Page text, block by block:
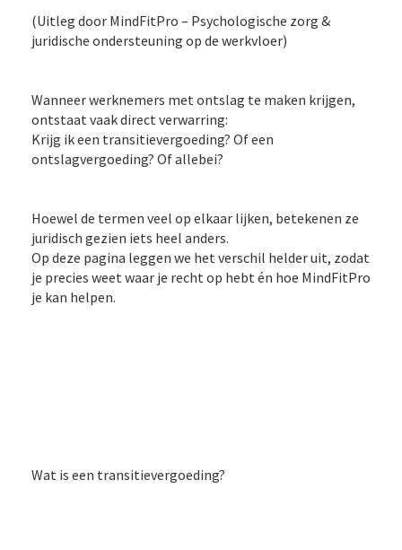
(Uitleg door MindFitPro – Psychologische zorg &
juridische ondersteuning op de werkvloer)
Wanneer werknemers met ontslag te maken krijgen,
ontstaat vaak direct verwarring:
Krijg ik een transitievergoeding? Of een
ontslagvergoeding? Of allebei?
Hoewel de termen veel op elkaar lijken, betekenen ze
juridisch gezien iets heel anders.
Op deze pagina leggen we het verschil helder uit, zodat
je precies weet waar je recht op hebt én hoe MindFitPro
je kan helpen.
Wat is een transitievergoeding?